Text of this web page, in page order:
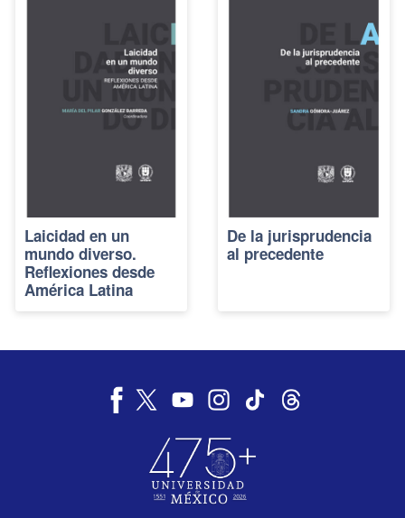
Laicidad en un
mundo diverso.
Reflexiones desde
América Latina
De la jurisprudencia
al precedente